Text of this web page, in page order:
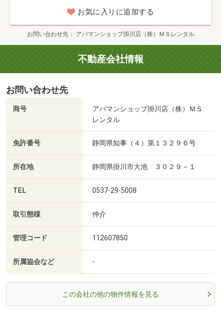
お気に入りに追加する
お問い合わせ先 アパマンショップ掛川店（株）ＭＳレンタル
不動産会社情報
お問い合わせ先
商号
アパマンショップ掛川店（株）ＭＳ
レンタル
免許番号 静岡県知事（４）第１３２９６号
所在地 静岡県掛川市大池 ３０２９－１
TEL 0537-29-5008
取引態様 仲介
管理コード 112607850
所属協会など -
この会社の他の物件情報を見る